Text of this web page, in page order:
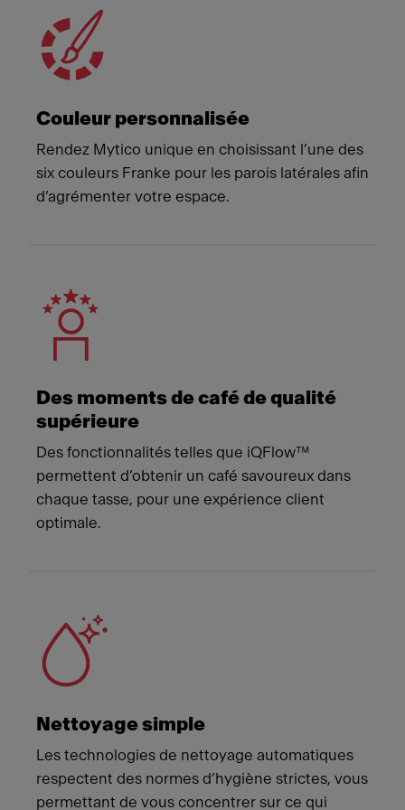
Couleur personnalisée
Rendez Mytico unique en choisissant l’une des
six couleurs Franke pour les parois latérales afin
d’agrémenter votre espace.
Des moments de café de qualité
supérieure
Des fonctionnalités telles que iQFlow™
permettent d’obtenir un café savoureux dans
chaque tasse, pour une expérience client
optimale.
Nettoyage simple
Les technologies de nettoyage automatiques
respectent des normes d’hygiène strictes, vous
permettant de vous concentrer sur ce qui